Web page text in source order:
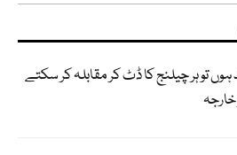
تو ہر چیلنج کا ڈٹ کر مقابلہ کر سکتے
خارجہ